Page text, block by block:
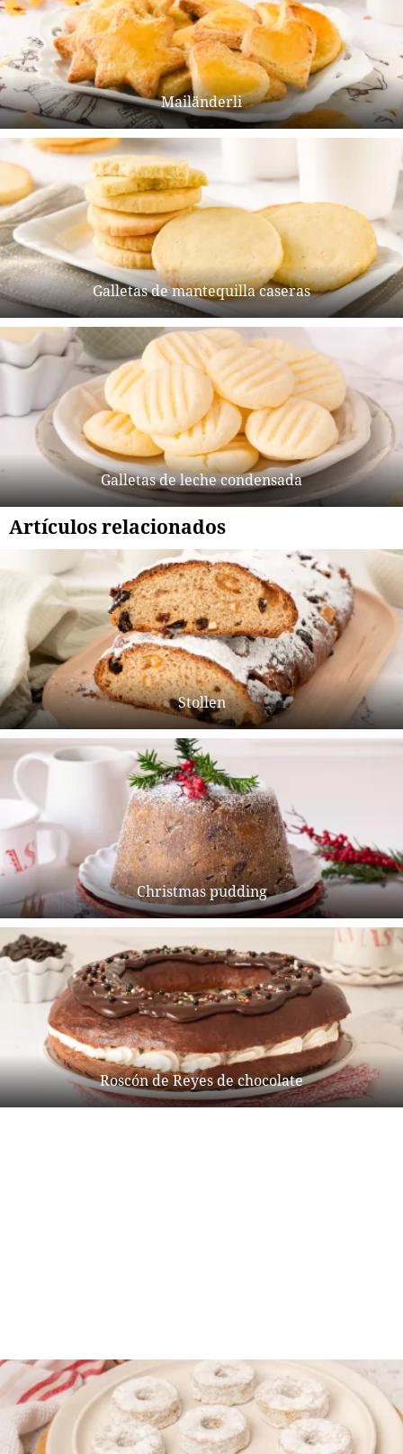
Mailänderli
Galletas de mantequilla caseras
Galletas de leche condensada
Artículos relacionados
Stollen
Christmas pudding
Roscón de Reyes de chocolate